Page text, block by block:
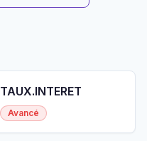
TAUX.INTERET
Avancé